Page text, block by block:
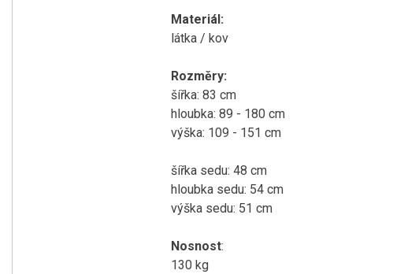
Materiál:
látka / kov
Rozměry:
šířka: 83 cm
hloubka: 89 - 180 cm
výška: 109 - 151 cm
šířka sedu: 48 cm
hloubka sedu: 54 cm
výška sedu: 51 cm
Nosnost:
130 kg